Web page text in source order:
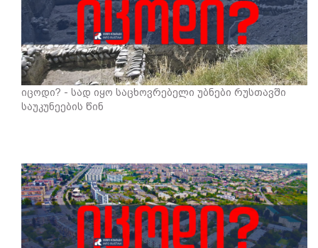
იცოდი? - სად იყო საცხოვრებელი უბნები რუსთავში
საუკუნეების წინ